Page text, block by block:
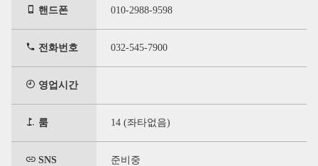
핸드폰 010-2988-9598
전화번호 032-545-7900
영업시간
룸 14 (좌타없음)
SNS 준비중